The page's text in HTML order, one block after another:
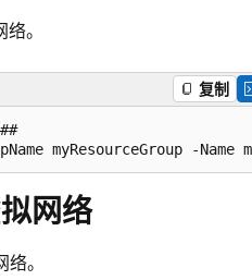
。
复制
网络
。